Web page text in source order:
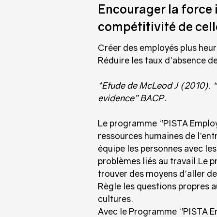
Encourager la force
compétitivité de
Créer des employés plus
Réduire les taux d'absence
*Etude de McLeod J (2010).
evidence” BACP.
Le programme ‘’PISTA
ressources humaines de
équipe les personnes avec
problèmes liés au travail.Le
trouver des moyens d'aller
Règle les questions propres
cultures.
Avec le Programme ‘’PISTA